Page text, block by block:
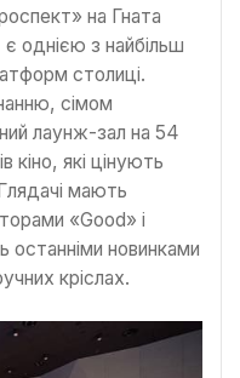
на Гната
однією з найбільш
столиці.
сімом
лаунж-зал на 54
кіно, які цінують
мають
«Good» і
новинками
кріслах.